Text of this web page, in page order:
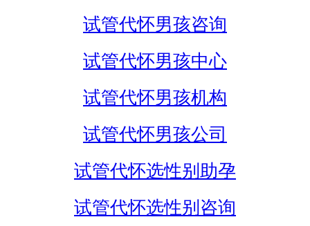
试管代怀男孩咨询
试管代怀男孩中心
试管代怀男孩机构
试管代怀男孩公司
试管代怀选性别助孕
试管代怀选性别咨询